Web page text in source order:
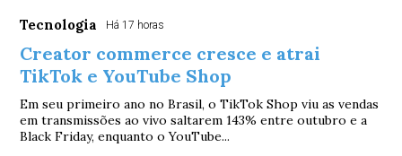
Tecnologia Há 17 horas
Creator commerce cresce e atrai
TikTok e YouTube Shop
Em seu primeiro ano no Brasil, o TikTok Shop viu as vendas
em transmissões ao vivo saltarem 143% entre outubro e a
Black Friday, enquanto o YouTube...